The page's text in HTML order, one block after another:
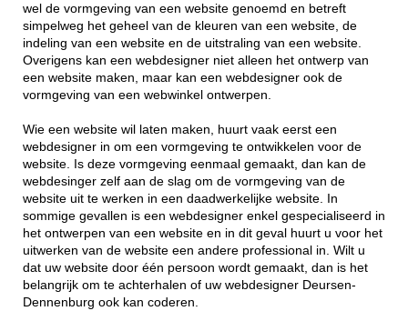
wel de vormgeving van een website genoemd en betreft
simpelweg het geheel van de kleuren van een website, de
indeling van een website en de uitstraling van een website.
Overigens kan een webdesigner niet alleen het ontwerp van
een website maken, maar kan een webdesigner ook de
vormgeving van een webwinkel ontwerpen.
Wie een website wil laten maken, huurt vaak eerst een
webdesigner in om een vormgeving te ontwikkelen voor de
website. Is deze vormgeving eenmaal gemaakt, dan kan de
webdesinger zelf aan de slag om de vormgeving van de
website uit te werken in een daadwerkelijke website. In
sommige gevallen is een webdesigner enkel gespecialiseerd in
het ontwerpen van een website en in dit geval huurt u voor het
uitwerken van de website een andere professional in. Wilt u
dat uw website door één persoon wordt gemaakt, dan is het
belangrijk om te achterhalen of uw webdesigner Deursen-
Dennenburg ook kan coderen.